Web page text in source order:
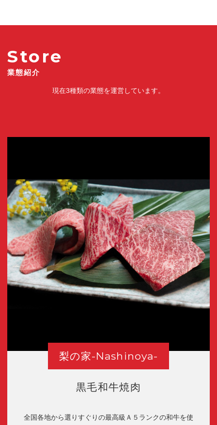
Store
業態紹介
現在3種類の業態を運営しています。
梨の家-Nashinoya-
黒毛和牛焼肉
全国各地から選りすぐりの最高級Ａ５ランクの和牛を使